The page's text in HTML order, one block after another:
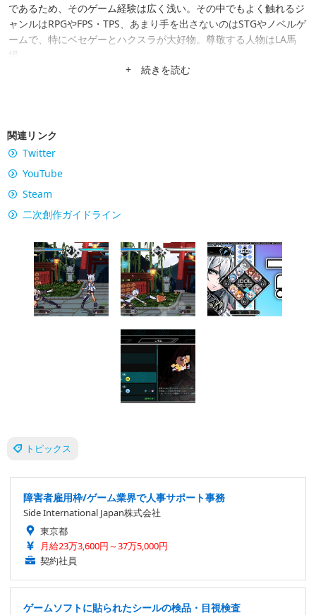
であるため、そのゲーム経験は広く浅い。その中でもよく触れるジ
ャンルはRPGやFPS・TPS、あまり手を出さないのはSTGやノベルゲ
ームで、特にベセゲーとハクスラが大好物。尊敬する人物はLA馬
場。
+ 続きを読む
関連リンク
Twitter
YouTube
Steam
二次創作ガイドライン
トピックス
障害者雇用枠/ゲーム業界で人事サポート事務
Side International Japan株式会社
東京都
月給23万3,600円～37万5,000円
契約社員
ゲームソフトに貼られたシールの検品・目視検査